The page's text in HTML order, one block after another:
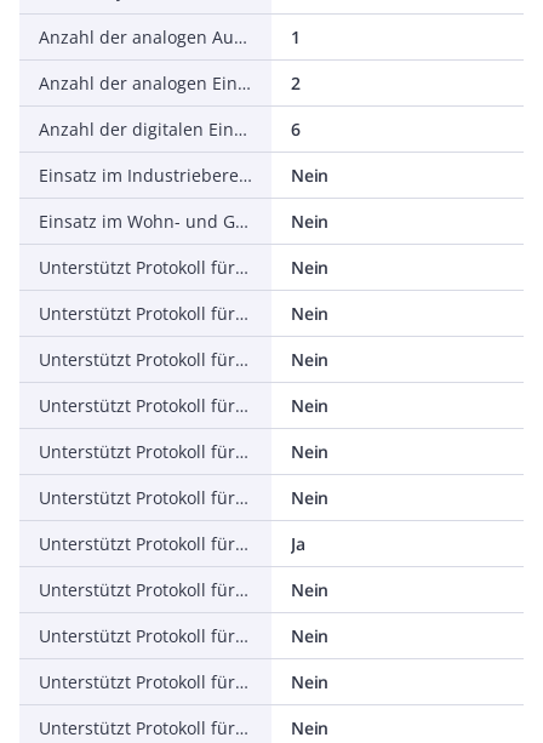
Anzahl der analogen Ausgänge
1
Anzahl der analogen Eingänge
2
Anzahl der digitalen Eingänge
6
Einsatz im Industriebereich zulässig
Nein
Einsatz im Wohn- und Gewerbebereich zulässig
Nein
Unterstützt Protokoll für TCP/IP
Nein
Unterstützt Protokoll für PROFIBUS
Nein
Unterstützt Protokoll für CAN
Nein
Unterstützt Protokoll für INTERBUS
Nein
Unterstützt Protokoll für ASI
Nein
Unterstützt Protokoll für KNX
Nein
Unterstützt Protokoll für Modbus
Ja
Unterstützt Protokoll für Data-Highway
Nein
Unterstützt Protokoll für DeviceNet
Nein
Unterstützt Protokoll für SUCONET
Nein
Unterstützt Protokoll für LON
Nein